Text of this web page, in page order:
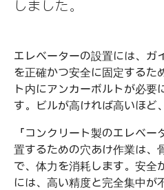
しました。
エレベーターの設置には、ガ
を正確かつ安全に固定するた
ト内にアンカーボルトが必要
す。ビルが高ければ高いほど
「コンクリート製のエレベ
置するための穴あけ作業は、
で、体力を消耗します。安全
には、高い精度と完全集中が